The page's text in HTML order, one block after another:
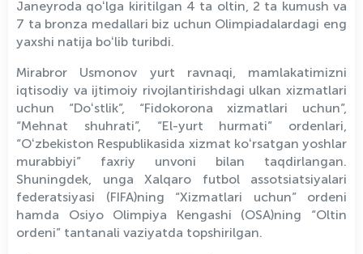
Janeyroda qoʻlga kiritilgan 4 ta oltin, 2 ta kumush va
7 ta bronza medallari biz uchun Olimpiadalardagi eng
yaxshi natija boʻlib turibdi.
Mirabror Usmonov yurt ravnaqi, mamlakatimizni
iqtisodiy va ijtimoiy rivojlantirishdagi ulkan xizmatlari
uchun “Doʻstlik”, “Fidokorona xizmatlari uchun”,
“Mehnat shuhrati”, “El-yurt hurmati” ordenlari,
“Oʻzbekiston Respublikasida xizmat koʻrsatgan yoshlar
murabbiyi” faxriy unvoni bilan taqdirlangan.
Shuningdek, unga Xalqaro futbol assotsiatsiyalari
federatsiyasi (FIFA)ning “Xizmatlari uchun” ordeni
hamda Osiyo Olimpiya Kengashi (OSA)ning “Oltin
ordeni” tantanali vaziyatda topshirilgan.